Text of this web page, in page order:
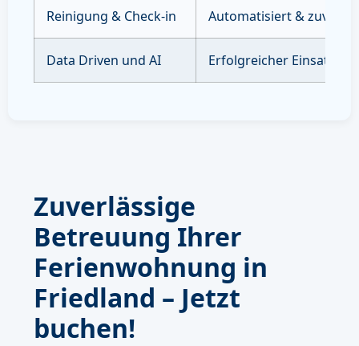
Reinigung & Check-in Automatisiert &
Data Driven und AI Erfolgreicher Einsatz
Zuverlässige
Betreuung Ihrer
Ferienwohnung in
Friedland – Jetzt
buchen!